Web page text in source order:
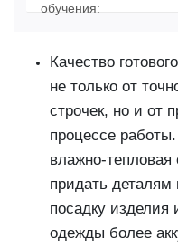
обучения:
Качество
не только от
строчек, но и от
процессе
влажно-тепловая
придать
посадку
одежды более